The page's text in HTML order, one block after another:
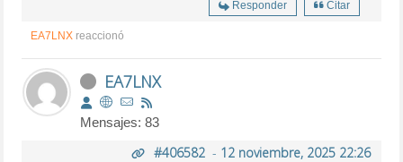
Responder Citar
EA7LNX reaccionó
EA7LNX
Mensajes: 83
#406582- 12 noviembre, 2025 22:26